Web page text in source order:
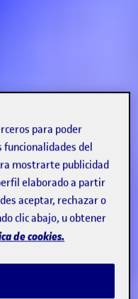
para poder
del
mostrarte publicidad
elaborado a partir
aceptar, rechazar o
clic abajo, u obtener
de cookies.